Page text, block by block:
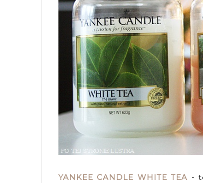
YANKEE CANDLE WHITE TEA -